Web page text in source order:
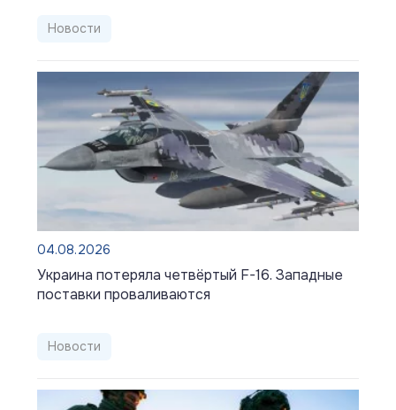
Новости
04.08.2026
Украина потеряла четвёртый F-16. Западные
поставки проваливаются
Новости